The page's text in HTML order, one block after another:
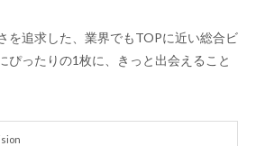
を追求した、業界でもTOPに近い総合ビ
ぴったりの1枚に、きっと出会えること